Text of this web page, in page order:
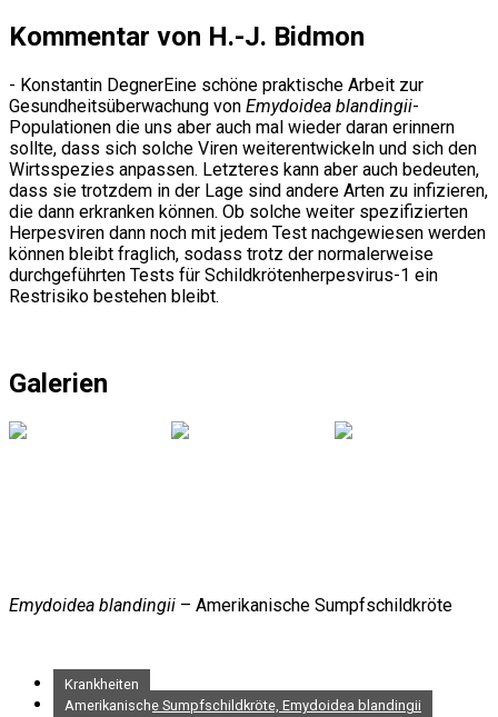
Kommentar von H.-J. Bidmon
- Konstantin DegnerEine schöne praktische Arbeit zur
Gesundheitsüberwachung von Emydoidea blandingii-
Populationen die uns aber auch mal wieder daran erinnern
sollte, dass sich solche Viren weiterentwickeln und sich den
Wirtsspezies anpassen. Letzteres kann aber auch bedeuten,
dass sie trotzdem in der Lage sind andere Arten zu infizieren,
die dann erkranken können. Ob solche weiter spezifizierten
Herpesviren dann noch mit jedem Test nachgewiesen werden
können bleibt fraglich, sodass trotz der normalerweise
durchgeführten Tests für Schildkrötenherpesvirus-1 ein
Restrisiko bestehen bleibt.
Galerien
Emydoidea blandingii – Amerikanische Sumpfschildkröte
Krankheiten
Amerikanische Sumpfschildkröte, Emydoidea blandingii